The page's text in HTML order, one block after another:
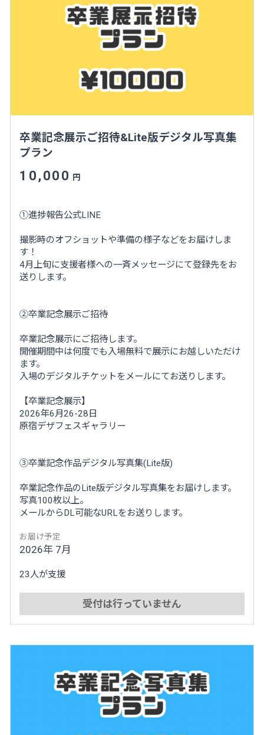
卒業記念展示ご招待&Lite版デジタル写真集
プラン
10,000 円
①進捗報告公式LINE
撮影時のオフショットや準備の様子などをお届けしま
す！
4月上旬に支援者様への一斉メッセージにて登録先をお
送りします。
②卒業記念展示ご招待
卒業記念展示にご招待します。
開催期間中は何度でも入場無料で展示にお越しいただけ
ます。
入場のデジタルチケットをメールにてお送りします。
【卒業記念展示】
2026年6月26-28日
原宿デザフェスギャラリー
③卒業記念作品デジタル写真集(Lite版)
卒業記念作品のLite版デジタル写真集をお届けします。
写真100枚以上。
メールからDL可能なURLをお送りします。
お届け予定
2026年 7月
23人が支援
受付は行っていません